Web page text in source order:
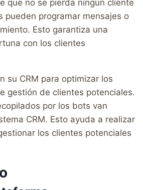
que no se pierda ningún cliente
pueden programar mensajes o
Esto garantiza una
con los clientes
su CRM para optimizar los
gestión de clientes potenciales.
por los bots van
CRM. Esto ayuda a realizar
los clientes potenciales